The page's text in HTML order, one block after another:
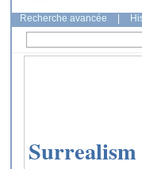
Recherche avancée